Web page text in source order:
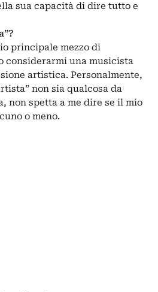
sua capacità di dire tutto e
principale mezzo di
considerarmi una musicista
artistica. Personalmente,
non sia qualcosa da
spetta a me dire se il mio
o meno.